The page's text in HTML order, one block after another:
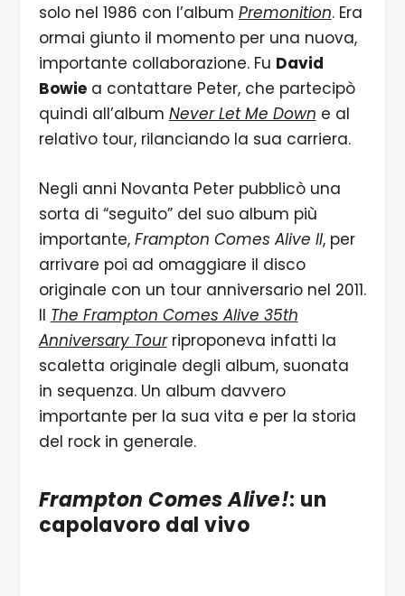
solo nel 1986 con l’album Premonition. Era
ormai giunto il momento per una nuova,
importante collaborazione. Fu David
Bowiea contattare Peter, che partecipò
quindi all’album Never Let Me Down e al
relativo tour, rilanciando la sua carriera.
Negli anni Novanta Peter pubblicò una
sorta di “seguito” del suo album più
importante, Frampton Comes Alive II, per
arrivare poi ad omaggiare il disco
originale con un tour anniversario nel 2011.
Il The Frampton Comes Alive 35th
Anniversary Tourriproponeva infatti la
scaletta originale degli album, suonata
in sequenza. Un album davvero
importante per la sua vita e per la storia
del rock in generale.
Frampton Comes Alive!: un
capolavoro dal vivo